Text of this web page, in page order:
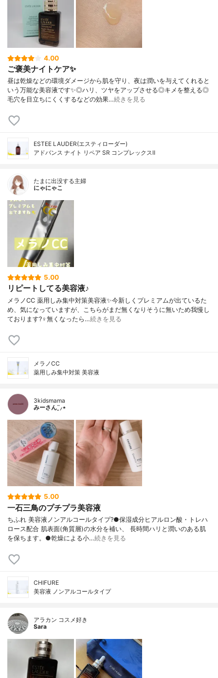
4.00
ご褒美ナイトケア✨
昼は乾燥などの環境ダメージから肌を守り、夜は潤いを与えてくれると
いう万能な美容液です✨◎ハリ、ツヤをアップさせる◎キメを整える◎
毛穴を目立ちにくくするなどの効果…続きを見る
ESTEE LAUDER(エスティローダー)
アドバンス ナイト リペア SR コンプレックスⅡ
たまに出没する主婦
にゃにゃこ
5.00
リピートしてる美容液♪
メラノCC 薬用しみ集中対策美容液✨今新しくプレミアムが出ているた
め、気になっていますが、こちらがまだ無くなりそうに無いため我慢し
ております?‍♀️無くなったら…続きを見る
メラノCC
薬用しみ集中対策 美容液
3kidsmama
みーさん¨̮⸝⋆
5.00
一石三鳥のプチプラ美容液
ちふれ 美容液ノンアルコールタイプ?●保湿成分ヒアルロン酸・トレハ
ロース配合 肌表面(角質層)の水分を補い、 長時間ハリと潤いのある肌
を保ちます。●乾燥による小…続きを見る
CHIFURE
美容液 ノンアルコールタイプ
アラカン コスメ好き
Sara